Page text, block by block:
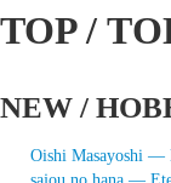
TOP /
NEW /
Oishi Masayoshi —